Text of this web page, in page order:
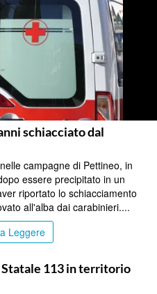
schiacciato dal
campagne di Pettineo, in
essere precipitato in un
riportato lo schiacciamento
all'alba dai carabinieri....
Leggere
113 in territorio